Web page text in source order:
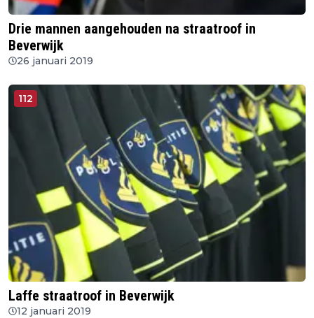
Drie mannen aangehouden na straatroof in
Beverwijk
26 januari 2019
112
Laffe straatroof in Beverwijk
12 januari 2019